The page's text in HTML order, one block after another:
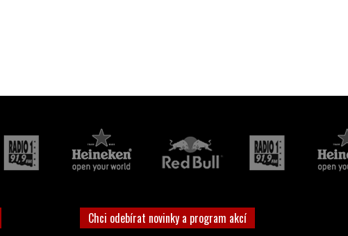
Chci odebírat novinky a program akcí